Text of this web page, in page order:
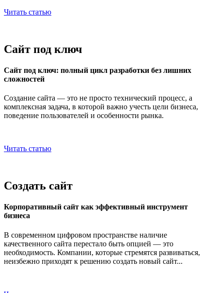
Читать статью
Сайт под ключ
Сайт под ключ: полный цикл разработки без лишних
сложностей
Создание сайта — это не просто технический процесс, а
комплексная задача, в которой важно учесть цели бизнеса,
поведение пользователей и особенности рынка.
Читать статью
Создать сайт
Корпоративный сайт как эффективный инструмент
бизнеса
В современном цифровом пространстве наличие
качественного сайта перестало быть опцией — это
необходимость. Компании, которые стремятся развиваться,
неизбежно приходят к решению создать новый сайт...